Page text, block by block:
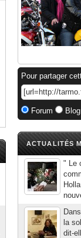
Pour partager
Forum
ACTUALITÉS
" Le
la
dit-